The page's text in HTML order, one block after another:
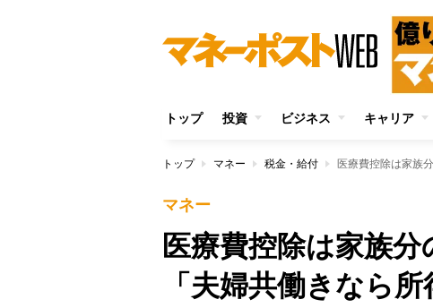
トップ 投資 ビジネス キャリア
トップ マネー 税金・給付
マネー
医療費控除は家族
「夫婦共働きなら